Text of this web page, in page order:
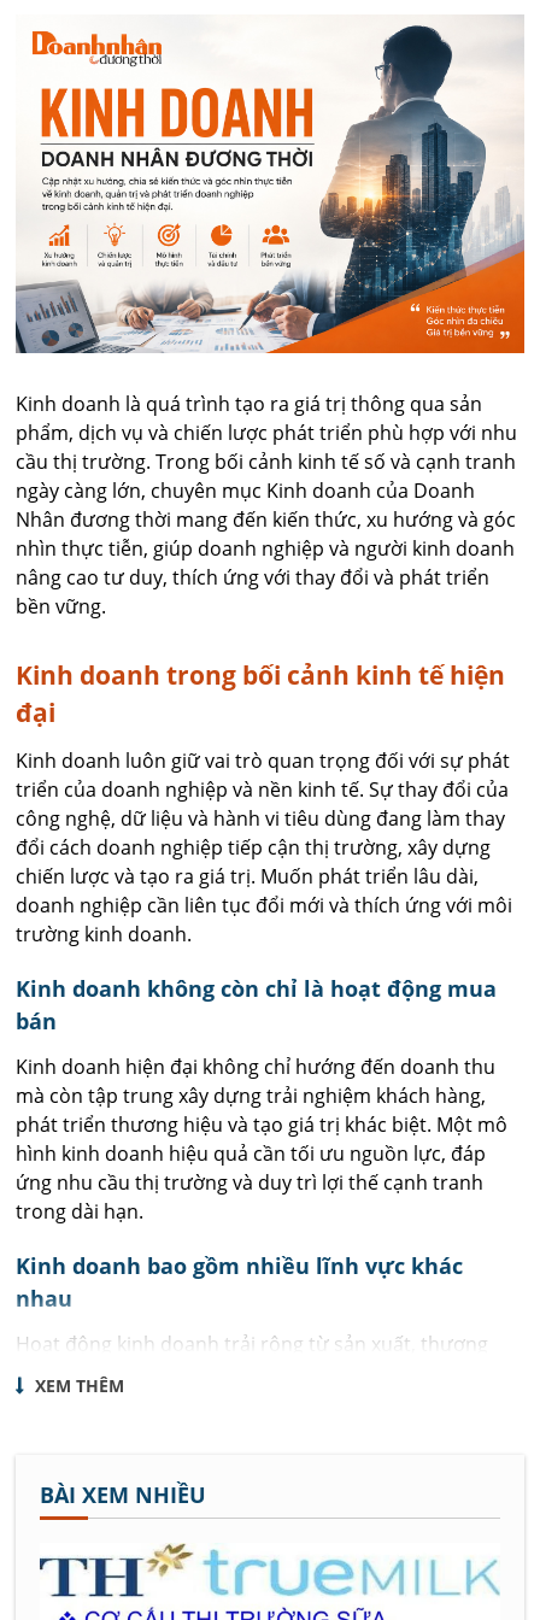
Kinh doanh là quá trình tạo ra giá trị thông qua sản
phẩm, dịch vụ và chiến lược phát triển phù hợp với nhu
cầu thị trường. Trong bối cảnh kinh tế số và cạnh tranh
ngày càng lớn, chuyên mục Kinh doanh của Doanh
Nhân đương thời mang đến kiến thức, xu hướng và góc
nhìn thực tiễn, giúp doanh nghiệp và người kinh doanh
nâng cao tư duy, thích ứng với thay đổi và phát triển
bền vững.
Kinh doanh trong bối cảnh kinh tế hiện
đại
Kinh doanh luôn giữ vai trò quan trọng đối với sự phát
triển của doanh nghiệp và nền kinh tế. Sự thay đổi của
công nghệ, dữ liệu và hành vi tiêu dùng đang làm thay
đổi cách doanh nghiệp tiếp cận thị trường, xây dựng
chiến lược và tạo ra giá trị. Muốn phát triển lâu dài,
doanh nghiệp cần liên tục đổi mới và thích ứng với môi
trường kinh doanh.
Kinh doanh không còn chỉ là hoạt động mua
bán
Kinh doanh hiện đại không chỉ hướng đến doanh thu
mà còn tập trung xây dựng trải nghiệm khách hàng,
phát triển thương hiệu và tạo giá trị khác biệt. Một mô
hình kinh doanh hiệu quả cần tối ưu nguồn lực, đáp
ứng nhu cầu thị trường và duy trì lợi thế cạnh tranh
trong dài hạn.
Kinh doanh bao gồm nhiều lĩnh vực khác
nhau
Hoạt động kinh doanh trải rộng từ sản xuất, thương
mại, dịch vụ, bán lẻ, thương mại điện tử đến công nghệ
và nhiều ngành nghề khác. Dù hoạt động ở lĩnh vực
triển bền vững.
Thị trường thay đổi nhanh hơn bao giờ hết
Thương mại điện tử, trí tuệ nhân tạo, dữ liệu lớn và
XEM THÊM
BÀI XEM NHIỀU